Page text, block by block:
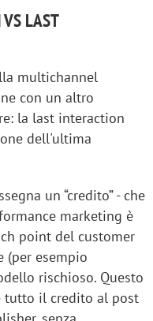
LAST
multichannel
con un altro
la last interaction
dell'ultima
un “credito” - che
marketing è
point del customer
(per esempio
rischioso. Questo
tutto il credito al post